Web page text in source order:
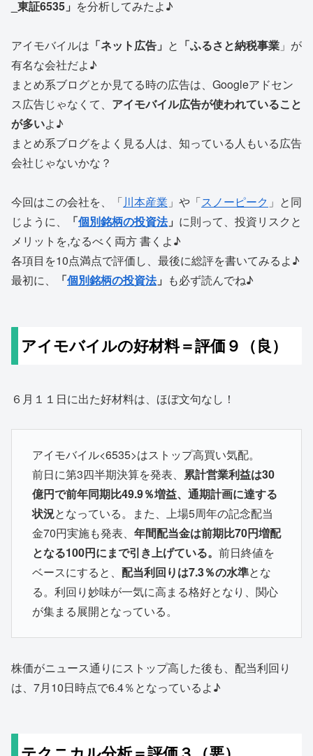
_東証6535」 を分析してみたよ♪
アイモバイルは 「ネット広告」 と 「ふるさと納税事業 」が
有名な会社だよ♪
まとめ系ブログとか見てる時の広告は、Googleアドセン
ス広告じゃなくて、 アイモバイル広告が使われていること
が多いよ♪
まとめ系ブログをよく見る人は、知っている人もいる広告
会社じゃないかな？
今回はこの会社を、「川本産業 」や「スノーピーク 」と同
じように、
「個別銘柄の投資法」 に則って、投資リスクと
メリットを,なるべく両方 書くよ♪
各項目を10点満点で評価し、最後に総評を書いてみるよ♪
最初に、
「個別銘柄の投資法」 も必ず読んでね♪
アイモバイルの好材料＝評価９（良）
６月１１日に出た好材料は、ほぼ文句なし！
アイモバイル<6535>はストップ高買い気配。
前日に第3四半期決算を発表、 累計営業利益は30
億円で前年同期比49.9％増益、通期計画に達する
状況となっている。また、上場5周年の記念配当
金70円実施も発表、 年間配当金は前期比70円増配
となる100円にまで引き上げている。 前日終値を
ベースにすると、 配当利回りは7.3％の水準とな
る。利回り妙味が一気に高まる格好となり、関心
が集まる展開となっている。
株価がニュース通りにストップ高した後も、配当利回り
は、7月10日時点で6.4％となっているよ♪